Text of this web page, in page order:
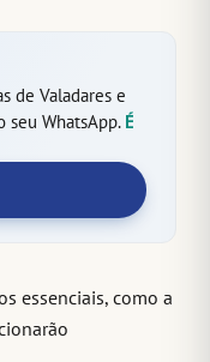
de Valadares e
seu WhatsApp. É
essenciais, como a